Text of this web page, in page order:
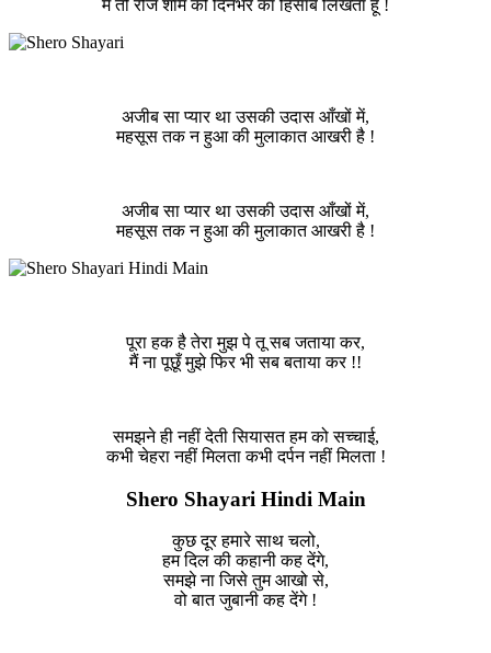
मैं तो रोज शाम को दिनभर का हिसाब लिखता हूँ !
अजीब सा प्यार था उसकी उदास आँखों में,
महसूस तक न हुआ की मुलाकात आखरी है !
अजीब सा प्यार था उसकी उदास आँखों में,
महसूस तक न हुआ की मुलाकात आखरी है !
पूरा हक है तेरा मुझ पे तू सब जताया कर,
मैं ना पूछूँ मुझे फिर भी सब बताया कर !!
समझने ही नहीं देती सियासत हम को सच्चाई,
कभी चेहरा नहीं मिलता कभी दर्पन नहीं मिलता !
Shero Shayari Hindi Main
कुछ दूर हमारे साथ चलो,
हम दिल की कहानी कह देंगे,
समझे ना जिसे तुम आखो से,
वो बात जुबानी कह देंगे !